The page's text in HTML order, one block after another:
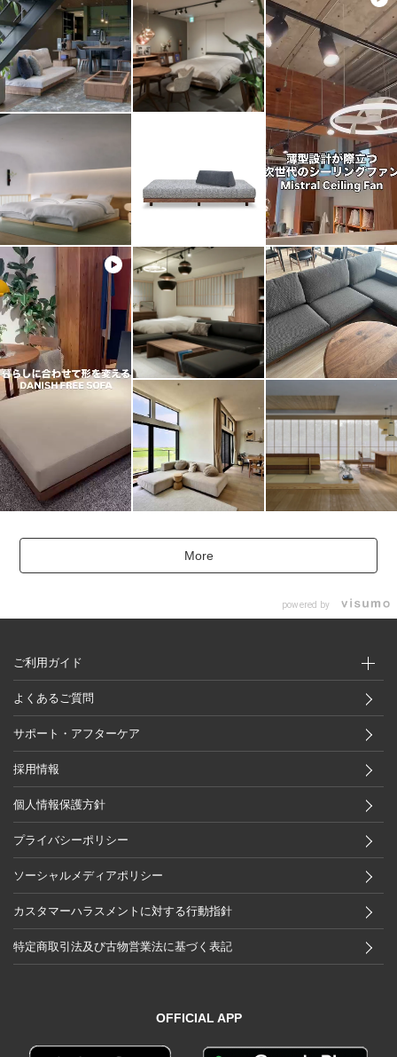
More
powered by
ご利用ガイド
よくあるご質問
サポート・アフターケア
採用情報
個人情報保護方針
プライバシーポリシー
ソーシャルメディアポリシー
カスタマーハラスメントに対する行動指針
特定商取引法及び古物営業法に基づく表記
OFFICIAL APP